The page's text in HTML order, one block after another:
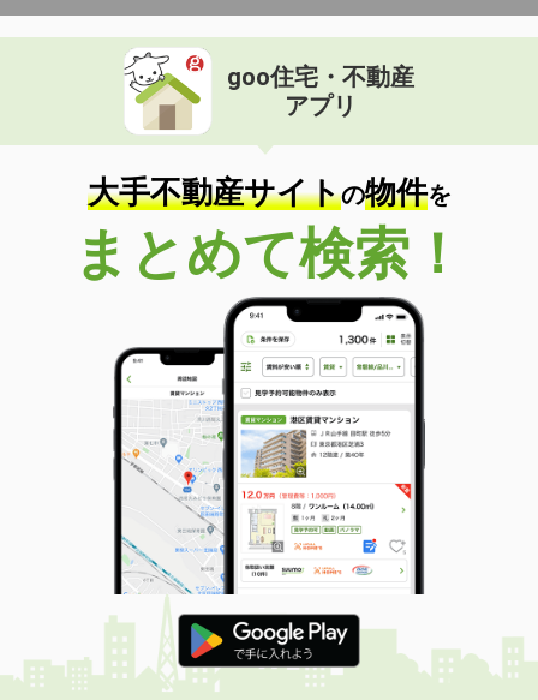
goo住宅・不動産
アプリ
大手不動産サイトの物件を
まとめて検索！